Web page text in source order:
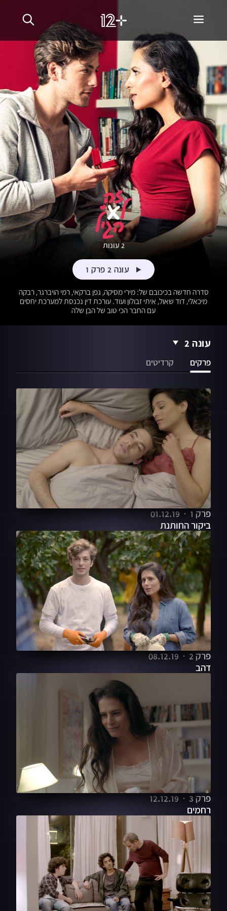
2 עונות
עונה 2 פרק 1
סדרה חדשה בכיכובם של: מירי מסיקה, גפן ברקאי, רמי הויברגר, רבקה
מיכאלי, דוד שאול, איתי זבולון ועוד. עורכת דין נכנסת למערכת יחסים
עם החבר הכי טוב של הבן שלה
עונה 2
פרקים קרדיטים
פרק 1
01.12.19
ביקור החותנת
פרק 2
08.12.19
דהב
פרק 3
12.12.19
רחמים